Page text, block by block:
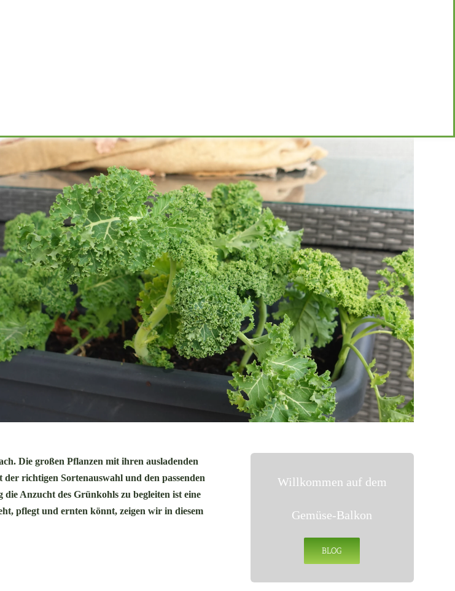
Die großen Pflanzen mit ihren ausladenden
richtigen Sortenauswahl und den passenden
Anzucht des Grünkohls zu begleiten ist eine
pflegt und ernten könnt, zeigen wir in diesem
Willkommen auf dem
Gemüse-Balkon
BLOG